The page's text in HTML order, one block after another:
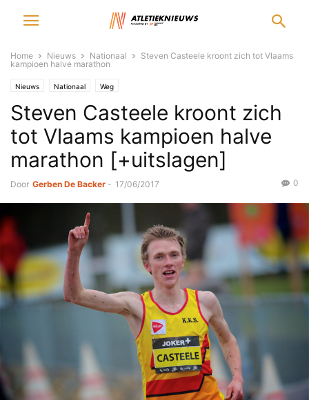
Home Nieuws Nationaal
Steven Casteele kroont zich tot Vlaams
kampioen halve marathon
Nieuws Nationaal Weg
Steven Casteele kroont zich
tot Vlaams kampioen halve
marathon [+uitslagen]
Door Gerben De Backer - 17/06/2017 0